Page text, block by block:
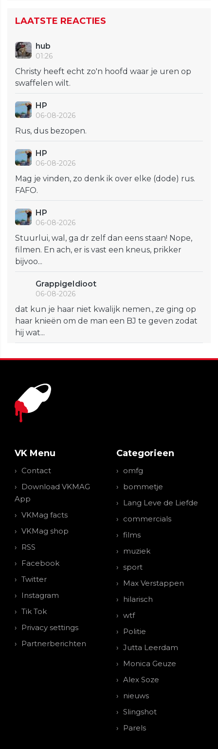
LAATSTE REACTIES
hub
01:26
Christy heeft echt zo'n hoofd waar je uren op
swaffelen wilt.
HP
06-08-2026
Rus, dus bezopen.
HP
06-08-2026
Mag je vinden, zo denk ik over elke (dode) rus.
FAFO.
HP
06-08-2026
Stuurlui, wal, ga dr zelf dan eens staan! Nope,
filmen. En ach, er is vast een kneus, prikker
bijvoo...
GrappigeIdioot
06-08-2026
dat kun je haar niet kwalijk nemen., ze ging op
haar knieën om de man een BJ te geven zodat
hij wat...
VK Menu
Contact
Download VKMAG
App
VKMag facts
VKMag shop
RSS
Facebook
Twitter
Instagram
Tik Tok
Privacy settings
Partnerberichten
Categorieen
omfg
bommetje
Lang Leve de Liefde
commercials
films
muziek
sport
Max Verstappen
hilarisch
wtf
Politie
Jutta Leerdam
Monica Geuze
Alex Soze
nieuws
Slingshot
Parels